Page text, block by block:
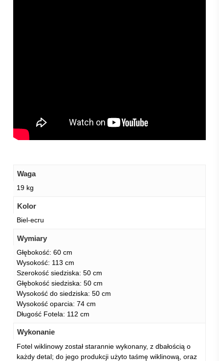
Waga
19 kg
Kolor
Biel-ecru
Wymiary
Głębokość: 60 cm
Wysokość: 113 cm
Szerokość siedziska: 50 cm
Głębokość siedziska: 50 cm
Wysokość do siedziska: 50 cm
Wysokość oparcia: 74 cm
Długość Fotela: 112 cm
Wykonanie
Fotel wiklinowy został starannie wykonany, z dbałością o
każdy detal; do jego produkcji użyto taśmę wiklinową, oraz